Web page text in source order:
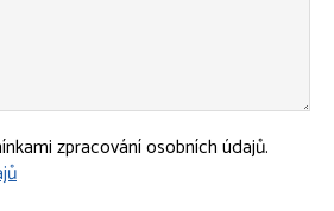
zpracování osobních údajů.